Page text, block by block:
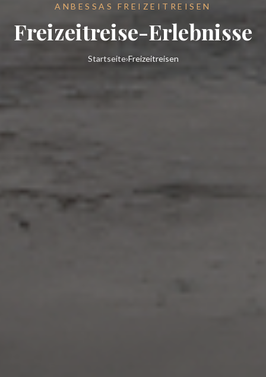
ANBESSAS FREIZEITREISEN
Freizeitreise-Erlebnisse
Startseite›Freizeitreisen